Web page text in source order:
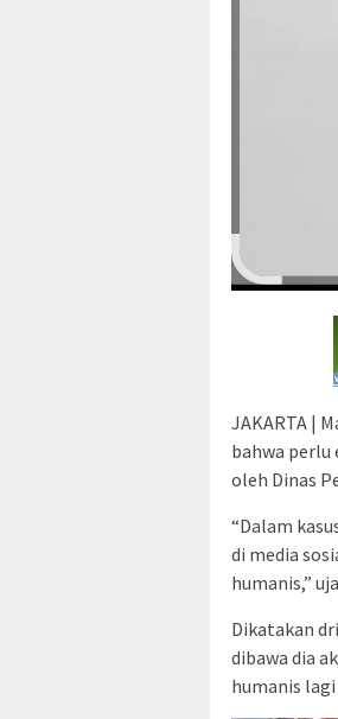
JAKARTA |
bahwa
oleh Dinas
“Dalam
di media
humanis,”
Dikatakan
dibawa dia
humanis